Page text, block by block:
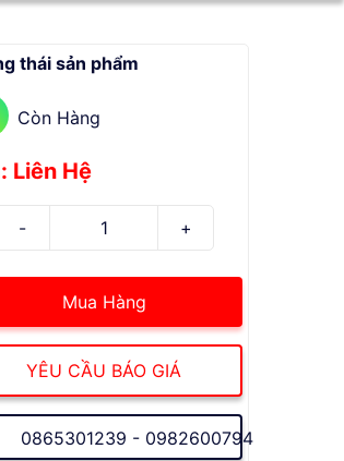
thái sản phẩm
Còn Hàng
Liên Hệ
Mua Hàng
YÊU CẦU BÁO GIÁ
0865301239 - 0982600794